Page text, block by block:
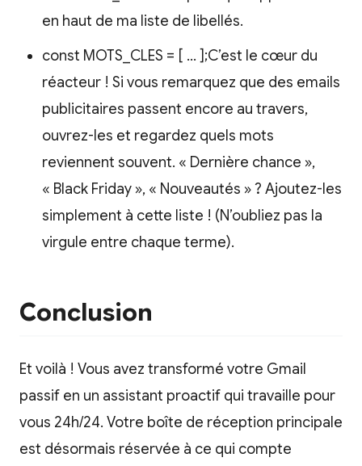
en haut de ma liste de libellés.
const MOTS_CLES = [ … ];C’est le cœur du
réacteur ! Si vous remarquez que des emails
publicitaires passent encore au travers,
ouvrez-les et regardez quels mots
reviennent souvent. « Dernière chance »,
« Black Friday », « Nouveautés » ? Ajoutez-les
simplement à cette liste ! (N’oubliez pas la
virgule entre chaque terme).
Conclusion
Et voilà ! Vous avez transformé votre Gmail
passif en un assistant proactif qui travaille pour
vous 24h/24. Votre boîte de réception principale
est désormais réservée à ce qui compte